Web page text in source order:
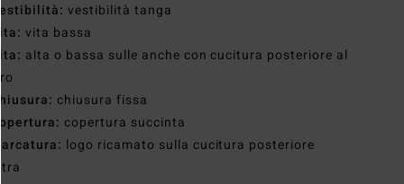
Vestibilità: vestibilità tanga
Vita: vita bassa
Vita: alta o bassa sulle anche con cucitura posteriore al
Chiusura: chiusura fissa
Copertura: copertura succinta
Marcatura: logo ricamato sulla cucitura posteriore